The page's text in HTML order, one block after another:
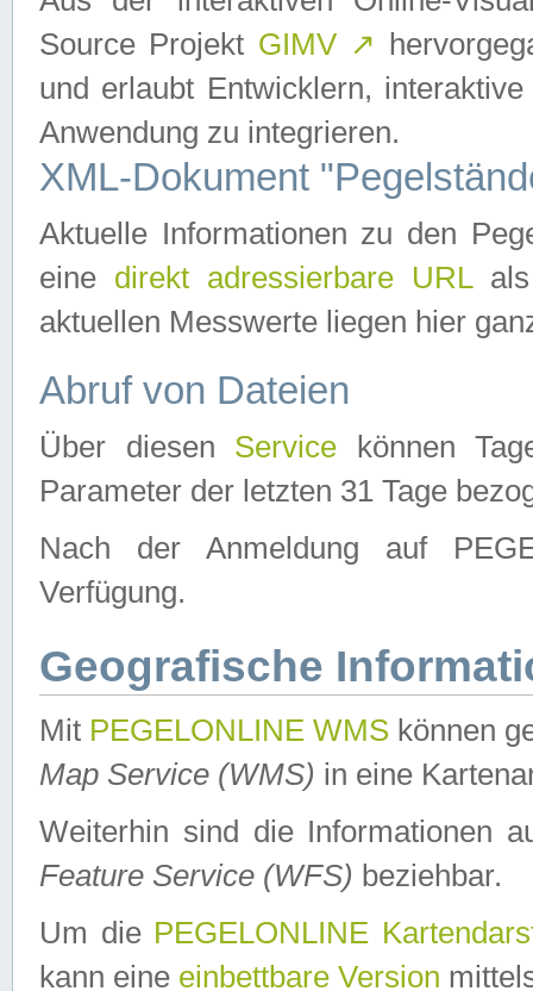
Source Projekt GIMV ↗
und erlaubt Entwicklern,
Anwendung zu integrieren.
XML-Dokument
Aktuelle Informationen zu den
eine direkt adressierbare URLals
aktuellen Messwerte liegen hier
Abruf von Dateien
Über diesen Service können
Parameter der letzten 31 Tage
Nach der Anmeldung auf
Verfügung.
Geografische
Mit PEGELONLINE WMS können
Map Service (WMS) in eine
Weiterhin sind die Informationen
Feature Service (WFS) beziehbar.
Um die PEGELONLINE
kann eine einbettbare Version